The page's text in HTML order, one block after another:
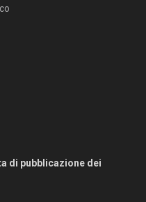
di pubblicazione dei